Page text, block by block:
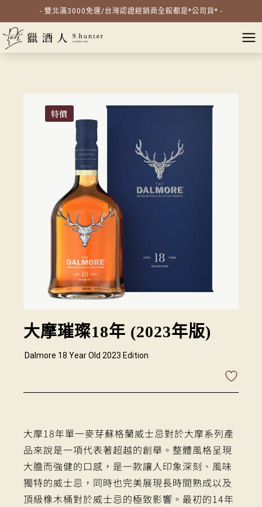
- 雙北滿3000免運/台灣認證經銷商全館都是*公司貨* -
特價
大摩璀璨18年 (2023年版)
Dalmore 18 Year Old 2023 Edition
大摩18年單一麥芽蘇格蘭威士忌對於大摩系列產
品來說是一項代表著超越的創舉。整體風格呈現
大膽而強健的口感，是一款讓人印象深刻、風味
獨特的威士忌，同時也完美展現長時間熟成以及
頂級橡木桶對於威士忌的極致影響。最初的14年